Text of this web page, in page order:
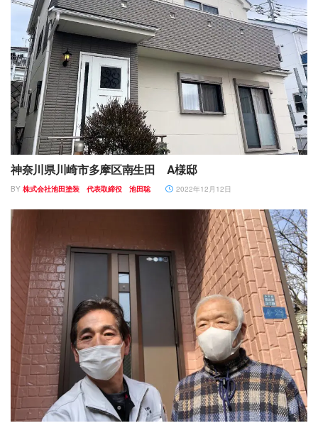
神奈川県川崎市多摩区南生田 A様邸
BY 株式会社池田塗装 代表取締役 池田聡 2022年12月12日